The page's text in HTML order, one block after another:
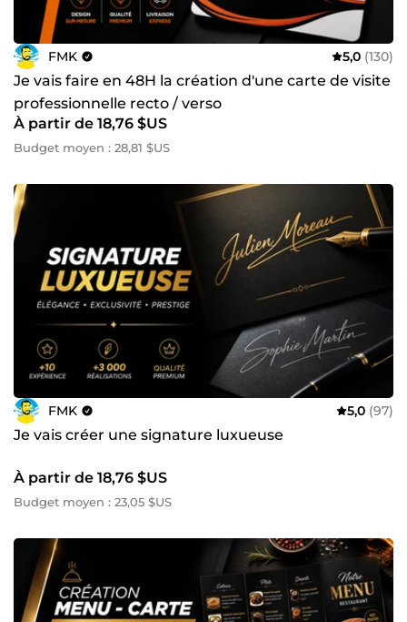
FMK 5,0 (130)
Je vais faire en 48H la création d'une carte de visite
professionnelle recto / verso
À partir de 18,76 $US
Budget moyen : 28,81 $US
FMK 5,0 (97)
Je vais créer une signature luxueuse
À partir de 18,76 $US
Budget moyen : 23,05 $US